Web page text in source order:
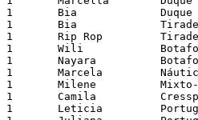
1    	Bia            	Duque de Caxias-RJ
1    	Bia            	Tiradentes-PI
1    	Rip Rop        	Tiradentes-PI
1    	Wili           	Botafogo-PB
1    	Nayara         	Botafogo-PB
1    	Marcela        	Náutico-PE
1    	Milene         	Mixto-MT
1    	Camila         	Cresspom-DF
1    	Leticia        	Portuguesa-SP